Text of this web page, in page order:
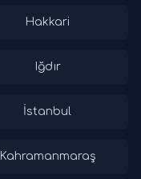
Hakkari
Iğdır
İstanbul
Kahramanmaraş